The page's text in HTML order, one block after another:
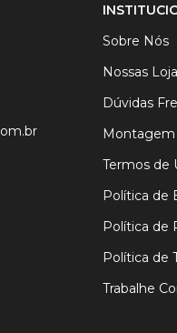
Sobre Nós
Nossas
Dúvidas
Montagem
Termos de
Política de
Política de
Política de
Trabalhe